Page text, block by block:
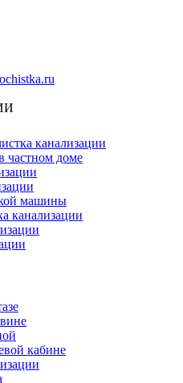
канализации
частном доме
машины
канализации
кабине